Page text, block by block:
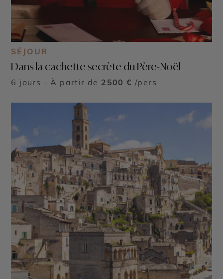
SÉJOUR
Dans la cachette secrète du Père-Noël
6 jours - À partir de 2500 € /pers